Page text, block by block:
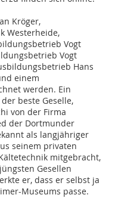
Kröger,
Westerheide,
Vogt
Vogt
Hans
einem
werden. Ein
beste Geselle,
von der Firma
der Dortmunder
als langjähriger
seinem privaten
mitgebracht,
Gesellen
er, dass er selbst ja
Museums passe.